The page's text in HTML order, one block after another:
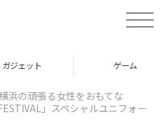
t
o
i
ジェット ゲーム
横浜の頑張る女性をおもてな
」スペシャルユニフォー